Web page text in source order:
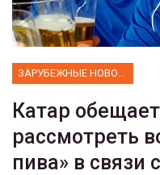
Катар
рассмотреть
пива» в связи